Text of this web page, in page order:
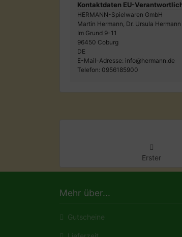
Kontaktdaten EU-
HERMANN-Spielwaren GmbH
Martin Hermann, Dr. Ursula Hermann
Im Grund 9-11
96450 Coburg
DE
E-Mail-Adresse: info@hermann.de
Telefon: 0956185900
Erster
Mehr über...
Gutscheine